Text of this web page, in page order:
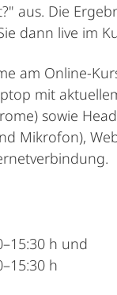
aus. Die
dann live im
am Online-
mit
sowie
Mikrofon),
h und
h